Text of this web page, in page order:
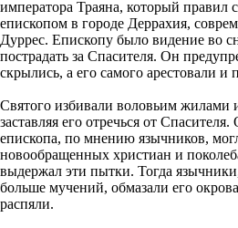
императора Траяна, который правил
епископом в городе Деррахия,
Дуррес. Епископу было видение во
пострадать за Спасителя. Он
скрылись, а его самого арестовали и
Святого избивали воловьим жилами
заставляя его отречься от
епископа, по мнению язычников,
новообращенных христиан и
выдержал эти пытки. Тогда
больше мучений, обмазали его
распяли.